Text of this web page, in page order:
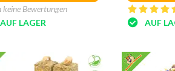
keine Bewertungen
AUF LAGER
AUF